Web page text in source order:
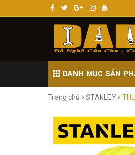
DANH MỤC SẢN
Trang chủ STANLEY